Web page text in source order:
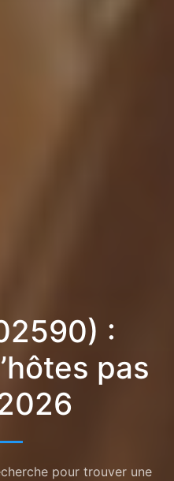
:
pas
pour trouver une